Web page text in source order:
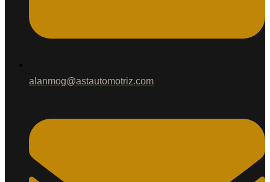
alanmog@astautomotriz.com